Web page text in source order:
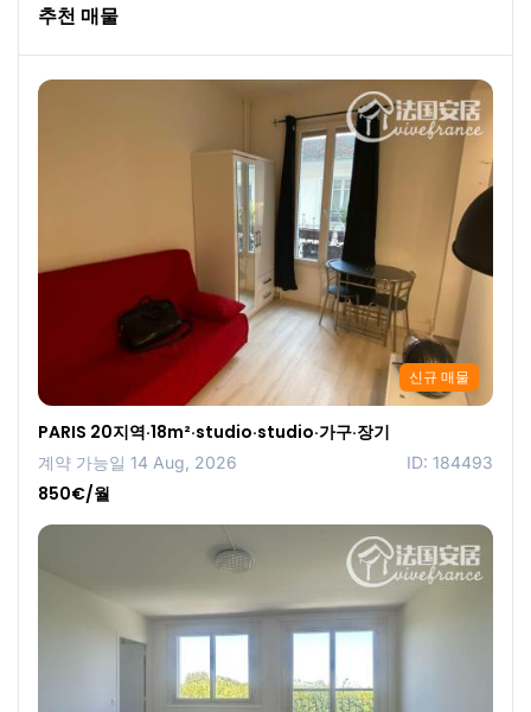
추천 매물
신규 매물
PARIS 20지역·18m²·studio·studio·가구·장기
계약 가능일 14 Aug, 2026 ID: 184493
850€/월